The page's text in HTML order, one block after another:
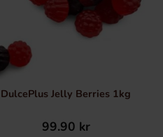
DulcePlus Jelly Berries 1kg
99.90 kr